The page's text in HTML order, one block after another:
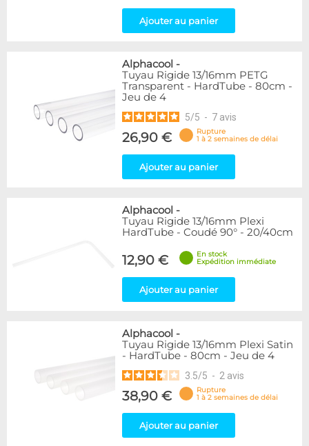
Ajouter au panier
Alphacool -
Tuyau Rigide 13/16mm PETG
Transparent - HardTube - 80cm -
Jeu de 4
5/5 - 7 avis
26,90 €
Rupture
1 à 2 semaines de délai
Ajouter au panier
Alphacool -
Tuyau Rigide 13/16mm Plexi
HardTube - Coudé 90° - 20/40cm
12,90 €
En stock
Expédition immédiate
Ajouter au panier
Alphacool -
Tuyau Rigide 13/16mm Plexi Satin
- HardTube - 80cm - Jeu de 4
3.5/5 - 2 avis
38,90 €
Rupture
1 à 2 semaines de délai
Ajouter au panier